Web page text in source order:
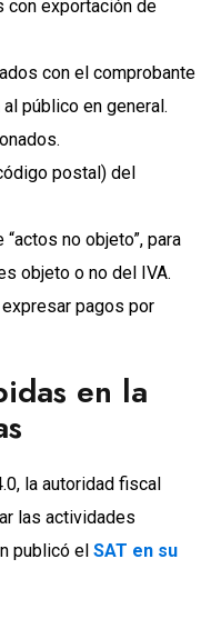
con exportación de
con el comprobante
público en general.
postal) del
no objeto”, para
objeto o no del IVA.
pagos por
en la
la autoridad fiscal
las actividades
publicó el SAT en su